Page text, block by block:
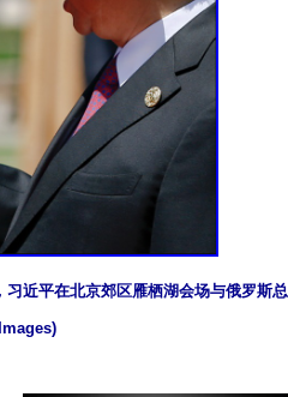
近平在北京郊区雁栖湖会场与俄罗斯总